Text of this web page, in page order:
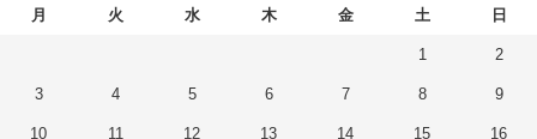
月 火 水 木 金 土 日
1 2
3 4 5 6 7 8 9
10 11 12 13 14 15 16